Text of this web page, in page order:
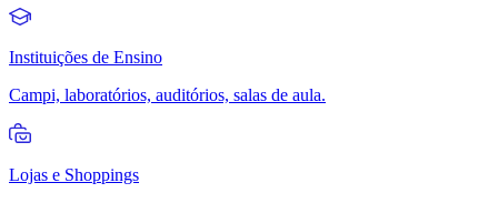
Instituições de Ensino
Campi, laboratórios, auditórios, salas de aula.
Lojas e Shoppings